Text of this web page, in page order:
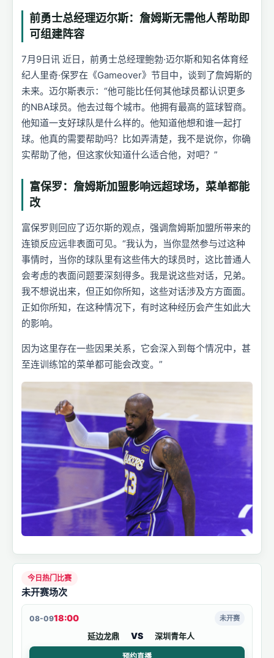
前勇士总经理迈尔斯：詹姆斯无需他人帮助即
可组建阵容
7月9日讯 近日，前勇士总经理鲍勃·迈尔斯和知名体育经
纪人里奇·保罗在《Gameover》节目中，谈到了詹姆斯的
未来。迈尔斯表示：“他可能比任何其他球员都认识更多
的NBA球员。他去过每个城市。他拥有最高的篮球智商。
他知道一支好球队是什么样的。他知道他想和谁一起打
球。他真的需要帮助吗？比如弄清楚，我不是说你，你确
实帮助了他，但这家伙知道什么适合他，对吧？”
富保罗：詹姆斯加盟影响远超球场，菜单都能
改
富保罗则回应了迈尔斯的观点，强调詹姆斯加盟所带来的
连锁反应远非表面可见。“我认为，当你显然参与过这种
事情时，当你的球队里有这些伟大的球员时，这比普通人
会考虑的表面问题要深刻得多。我是说这些对话，兄弟。
我不想说出来，但正如你所知，这些对话涉及方方面面。
正如你所知，在这种情况下，有时这种经历会产生如此大
的影响。
因为这里存在一些因果关系，它会深入到每个情况中，甚
至连训练馆的菜单都可能会改变。”
今日热门比赛
未开赛场次
08-0918:00
延边龙鼎 VS 深圳青年人
未开赛